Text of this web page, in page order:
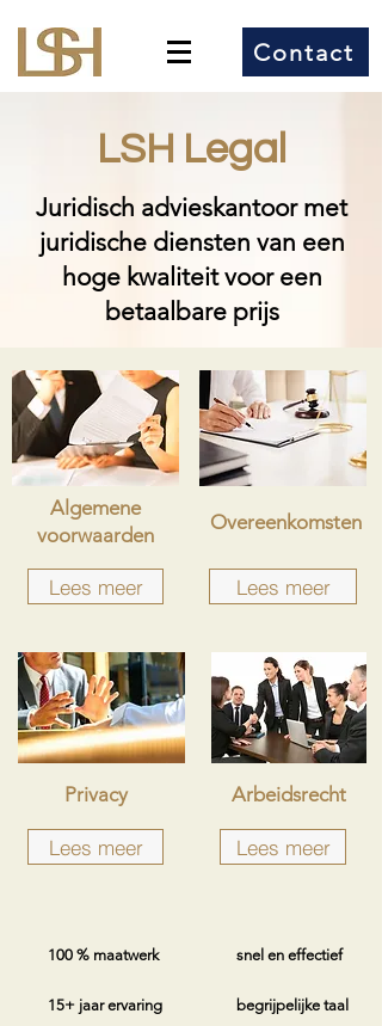
Contact
LSH Legal
Juridisch advieskantoor met
juridische diensten van een
hoge kwaliteit voor een
betaalbare prijs
Algemene
voorwaarden
Lees meer
Overeenkomsten
Lees meer
Privacy
Lees meer
Arbeidsrecht
Lees meer
100 % maatwerk snel en effectief
15+ jaar ervaring begrijpelijke taal